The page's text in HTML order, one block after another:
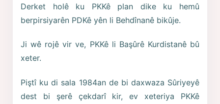
Derket holê ku PKKê plan dike ku hemû
berpirsiyarên PDKê yên li Behdînanê bikûje.
Ji wê rojê vir ve, PKKê li Başûrê Kurdistanê bû
xeter.
Piştî ku di sala 1984an de bi daxwaza Sûriyeyê
dest bi şerê çekdarî kir, ev xeteriya PKKê